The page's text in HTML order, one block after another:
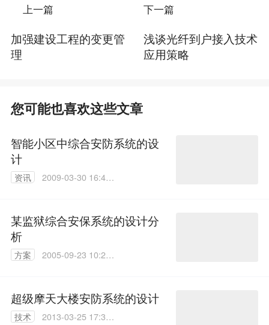
上一篇
加强建设工程的变更管
理
下一篇
浅谈光纤到户接入技术
应用策略
您可能也喜欢这些文章
智能小区中综合安防系统的设
计
资讯
2009-03-30 16:41:
某监狱综合安保系统的设计分
析
方案
2005-09-23 10:25:
超级摩天大楼安防系统的设计
技术
2013-03-25 17:31: